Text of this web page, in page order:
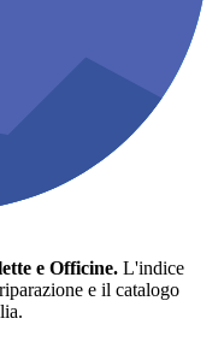
e Officine. L'indice
e il catalogo